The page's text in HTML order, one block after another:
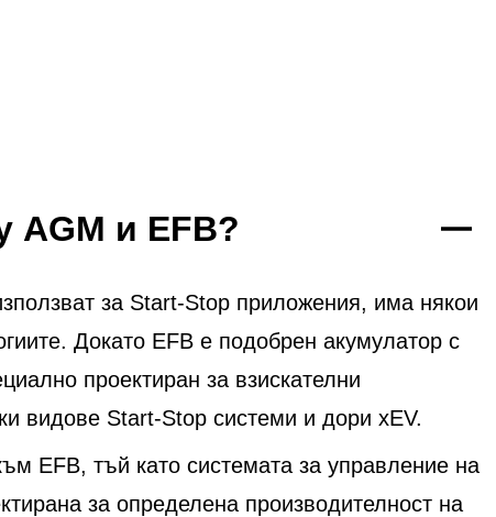
AGM и EFB?
за Start-Stop приложения, има някои
Докато EFB е подобрен акумулатор с
проектиран за взискателни
видове Start-Stop системи и дори xEV.
EFB, тъй като системата за управление на
за определена производителност на